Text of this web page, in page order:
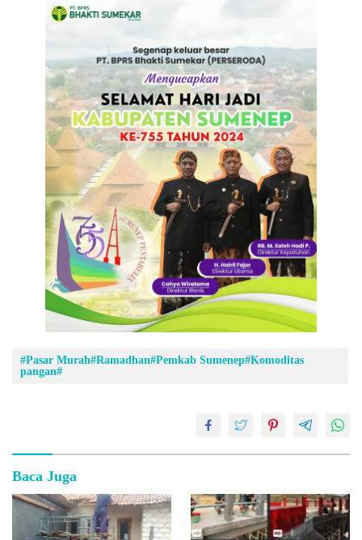
#Pasar Murah#Ramadhan#Pemkab Sumenep#Komoditas
pangan#
Baca Juga